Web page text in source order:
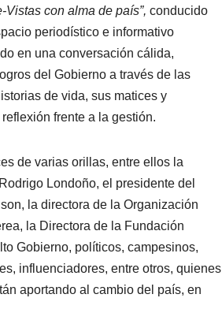
Vistas con alma de país”, conducido
periodístico e informativo
en una conversación cálida,
del Gobierno a través de las
de vida, sus matices y
frente a la gestión.
de varias orillas, entre ellos la
Londoño, el presidente del
la directora de la Organización
la Directora de la Fundación
Gobierno, políticos, campesinos,
influenciadores, entre otros, quienes
aportando al cambio del país, en